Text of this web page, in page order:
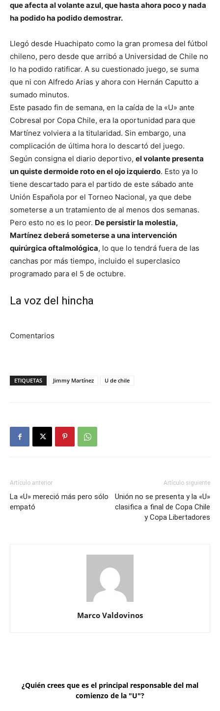
que afecta al volante azul, que hasta ahora poco y nada
ha podido ha podido demostrar.
Llegó desde Huachipato como la gran promesa del fútbol
chileno, pero desde que arribó a Universidad de Chile no
lo ha podido ratificar. A su cuestionado juego, se suma
que ni con Alfredo Arias y ahora con Hernán Caputto a
sumado minutos.
Este pasado fin de semana, en la caída de la «U» ante
Cobresal por Copa Chile, era la oportunidad para que
Martínez volviera a la titularidad. Sin embargo, una
complicación de última hora lo descartó del juego.
Según consigna el diario deportivo, el volante presenta
un quiste dermoide roto en el ojo izquierdo. Esto ya lo
tiene descartado para el partido de este sábado ante
Unión Española por el Torneo Nacional, ya que debe
someterse a un tratamiento de al menos dos semanas.
Pero esto no es lo peor. De persistir la molestia,
Martínez deberá someterse a una intervención
quirúrgica oftalmológica, lo que lo tendrá fuera de las
canchas por más tiempo, incluido el superclasico
programado para el 5 de octubre.
La voz del hincha
Comentarios
ETIQUETAS Jimmy Martínez U de chile
Artículo anterior
La «U» mereció más pero sólo
empató
Artículo siguiente
Unión no se presenta y la «U»
clasifica a final de Copa Chile
y Copa Libertadores
Marco Valdovinos
¿Quién crees que es el principal responsable del mal
comienzo de la "U"?